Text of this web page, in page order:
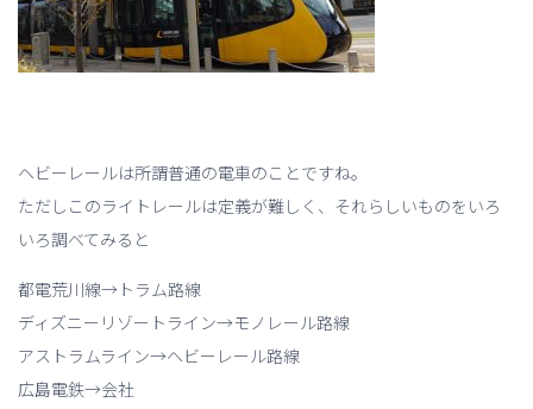
ヘビーレールは所謂普通の電車のことですね。
ただしこのライトレールは定義が難しく、それらしいものをいろ
いろ調べてみると
都電荒川線→トラム路線
ディズニーリゾートライン→モノレール路線
アストラムライン→ヘビーレール路線
広島電鉄→会社